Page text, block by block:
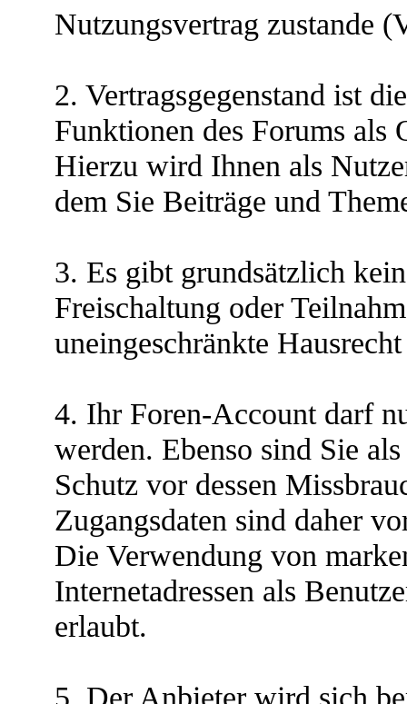
Nutzungsvertrag zustande
2. Vertragsgegenstand ist
Funktionen des Forums
Hierzu wird Ihnen als
dem Sie Beiträge und
3. Es gibt grundsätzlich
Freischaltung oder
uneingeschränkte
4. Ihr Foren-Account darf
werden. Ebenso sind Sie
Schutz vor dessen
Zugangsdaten sind daher
Die Verwendung von
Internetadressen als
erlaubt.
5. Der Anbieter wird sich